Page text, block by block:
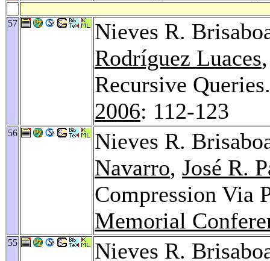
57
Nieves R.
Rodríguez Luaces
Recursive
2006: 112-123
56
Nieves R.
Navarro, José R.
Compression Via
Memorial
55
Nieves R.